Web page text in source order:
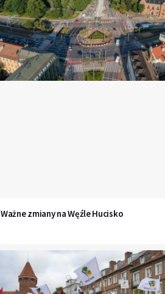
Ważne zmiany na Węźle Hucisko